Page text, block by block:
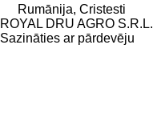
Rumānija, Cristesti
ROYAL DRU AGRO S.R.L.
Sazināties ar pārdevēju